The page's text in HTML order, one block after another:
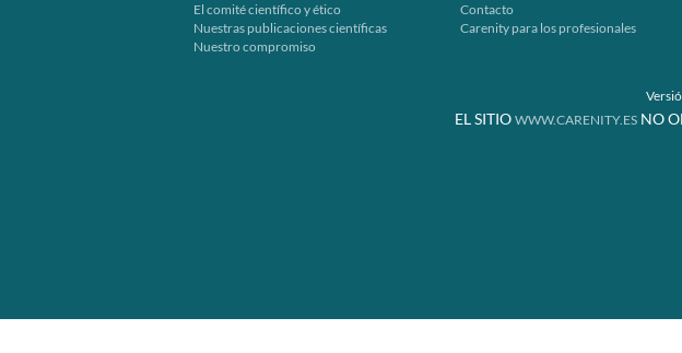
El comité científico y ético
Nuestras publicaciones científicas
Nuestro compromiso
Contacto
Carenity para los profesionales
EL SITIO WWW.CARENITY.ES NO